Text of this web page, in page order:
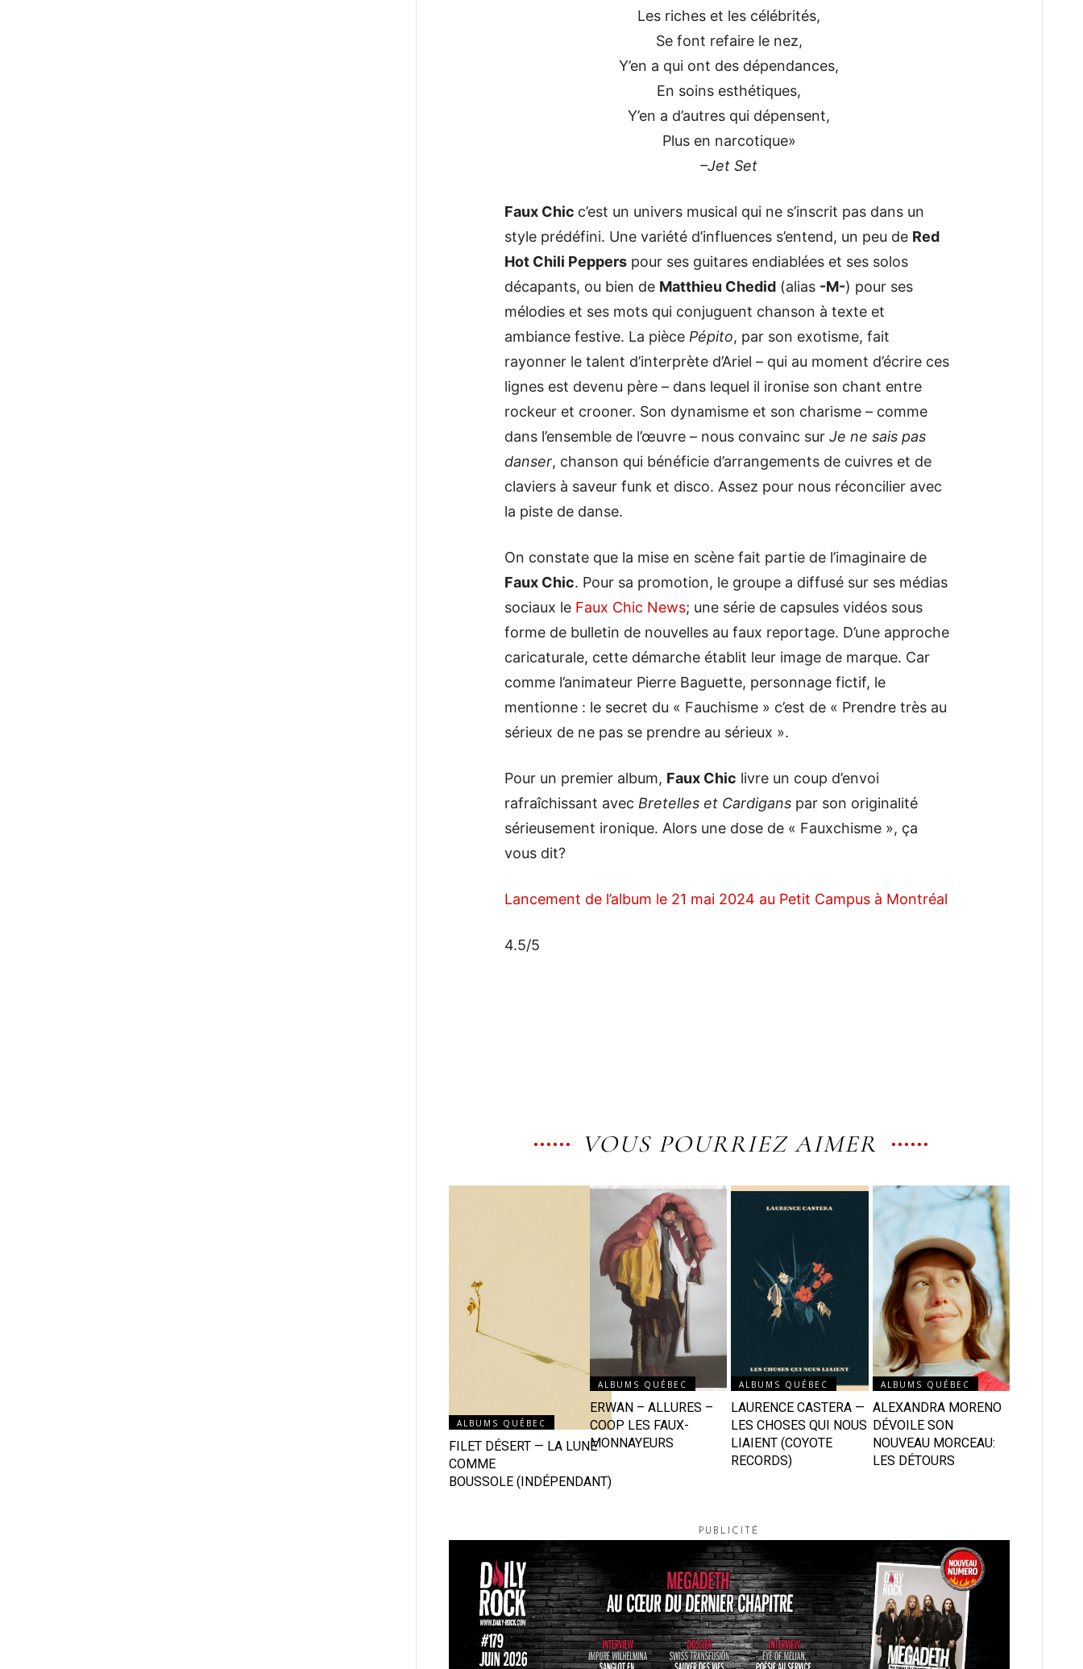
Les riches et les célébrités,
Se font refaire le nez,
Y’en a qui ont des dépendances,
En soins esthétiques,
Y’en a d’autres qui dépensent,
Plus en narcotique»
–Jet Set
Faux Chic c’est un univers musical qui ne s’inscrit pas dans un
style prédéfini. Une variété d’influences s’entend, un peu de Red
Hot Chili Peppers pour ses guitares endiablées et ses solos
décapants, ou bien de Matthieu Chedid (alias -M-) pour ses
mélodies et ses mots qui conjuguent chanson à texte et
ambiance festive. La pièce Pépito, par son exotisme, fait
rayonner le talent d’interprète d’Ariel – qui au moment d’écrire ces
lignes est devenu père – dans lequel il ironise son chant entre
rockeur et crooner. Son dynamisme et son charisme – comme
dans l’ensemble de l’œuvre – nous convainc surJe ne sais pas
danser, chanson qui bénéficie d’arrangements de cuivres et de
claviers à saveur funk et disco. Assez pour nous réconcilier avec
la piste de danse.
On constate que la mise en scène fait partie de l’imaginaire de
Faux Chic. Pour sa promotion, le groupe a diffusé sur ses médias
sociaux le Faux Chic News; une série de capsules vidéos sous
forme de bulletin de nouvelles au faux reportage. D’une approche
caricaturale, cette démarche établit leur image de marque. Car
comme l’animateur Pierre Baguette, personnage fictif, le
mentionne : le secret du « Fauchisme » c’est de « Prendre très au
sérieux de ne pas se prendre au sérieux ».
Pour un premier album, Faux Chic livre un coup d’envoi
rafraîchissant avec Bretelles et Cardigans par son originalité
sérieusement ironique. Alors une dose de « Fauxchisme », ça
vous dit?
Lancement de l’album le 21 mai 2024 au Petit Campus à Montréal
4.5/5
VOUS POURRIEZ AIMER
ALBUMS QUÉBEC
FILET DÉSERT — LA LUNE
COMME
BOUSSOLE (INDÉPENDANT)
ALBUMS QUÉBEC
ERWAN – ALLURES –
COOP LES FAUX-
MONNAYEURS
ALBUMS QUÉBEC
LAURENCE CASTERA —
LES CHOSES QUI NOUS
LIAIENT (COYOTE
RECORDS)
ALBUMS QUÉBEC
ALEXANDRA MORENO
DÉVOILE SON
NOUVEAU MORCEAU:
LES DÉTOURS
PUBLICITÉ